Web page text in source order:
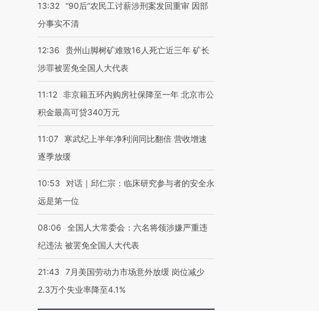
13:32 “90后”农民工讨薪涉刑案发回重审 因部
分事实不清
12:36
贵州山脚树矿难致16人死亡近三年 矿长
涉罪被罢免全国人大代表
11:12 非京籍五环内购房社保降至一年 北京市公
积金最高可贷340万元
11:07
寒武纪上半年净利润同比翻倍 营收增速
逐季放缓
10:53
对话｜邱仁宗：临床研究参与者的安全永
远是第一位
08:06
全国人大常委会：六名将领涉嫌严重违
纪违法 被罢免全国人大代表
21:43
7月美国劳动力市场意外放缓 岗位减少
2.3万个失业率降至4.1%